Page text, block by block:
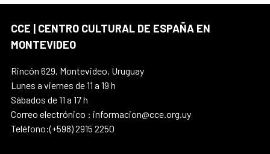
CCE | CENTRO CULTURAL DE ESPAÑA EN
MONTEVIDEO
Rincón 629, Montevideo, Uruguay
Lunes a viernes de 11 a 19 h
Sábados de 11 a 17 h
Correo electrónico : informacion@cce.org.uy
Teléfono:(+598) 2915 2250